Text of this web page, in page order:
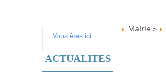
Vous êtes ici :
ACTUALITES
Mairie >